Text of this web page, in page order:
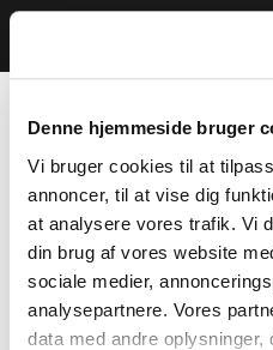
Denne hjemmeside bruger
Vi bruger cookies til at
annoncer, til at vise dig
at analysere vores trafik. Vi
din brug af vores website
sociale medier,
analysepartnere. Vores
data med andre